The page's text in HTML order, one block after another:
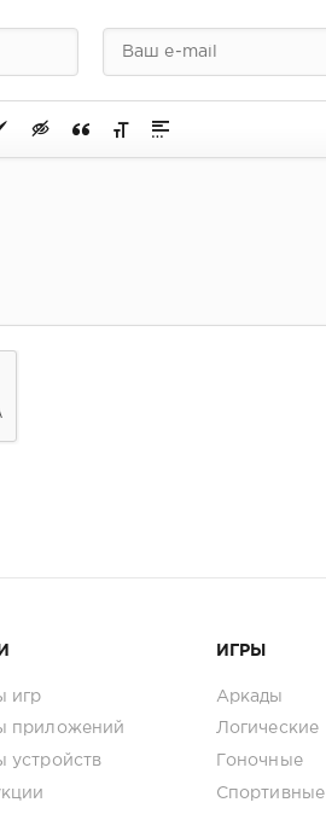
игр
приложений
устройств
ИГРЫ
Аркады
Логические
Гоночные
Спортивные